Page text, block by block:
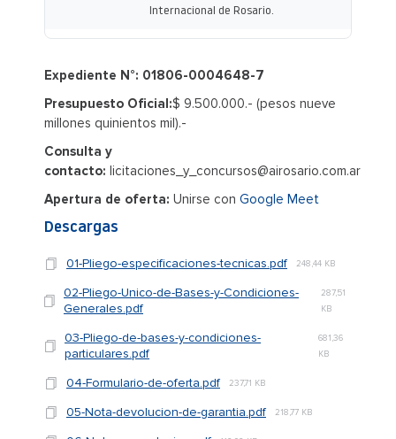
Internacional de Rosario.
Expediente N°: 01806-0004648-7
Presupuesto Oficial:$ 9.500.000.- (pesos nueve
millones quinientos mil).-
Consulta y
contacto: licitaciones_y_concursos@airosario.com.ar
Apertura de oferta: Unirse con Google Meet
Descargas
01-Pliego-especificaciones-tecnicas.pdf 248,44 KB
02-Pliego-Unico-de-Bases-y-Condiciones-
Generales.pdf
287,51
KB
03-Pliego-de-bases-y-condiciones-
particulares.pdf
681,36
KB
04-Formulario-de-oferta.pdf 237,71 KB
05-Nota-devolucion-de-garantia.pdf 218,77 KB